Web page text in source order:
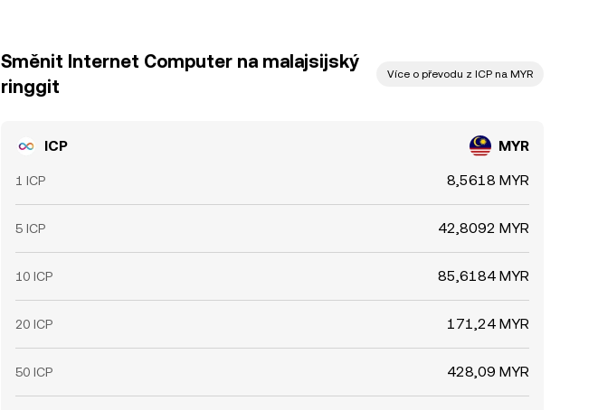
Směnit Internet Computer na malajsijský
ringgit
Více o převodu z ICP na MYR
ICP MYR
1 ICP 8,5618 MYR
5 ICP 42,8092 MYR
10 ICP 85,6184 MYR
20 ICP 171,24 MYR
50 ICP 428,09 MYR